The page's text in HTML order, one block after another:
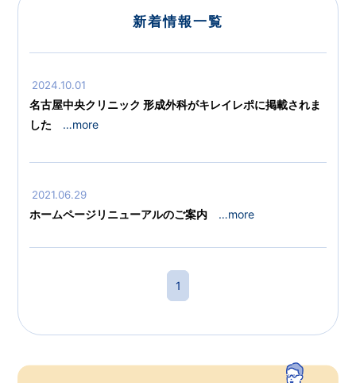
新着情報一覧
2024.10.01
名古屋中央クリニック 形成外科がキレイレポに掲載されま
した …more
2021.06.29
ホームページリニューアルのご案内 …more
1